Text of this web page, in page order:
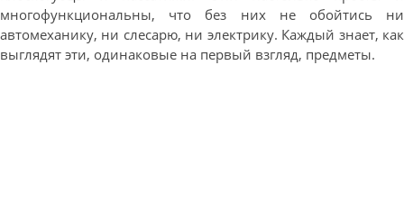
многофункциональны, что без них не обойтись ни
автомеханику, ни слесарю, ни электрику. Каждый знает, как
выглядят эти, одинаковые на первый взгляд, предметы.